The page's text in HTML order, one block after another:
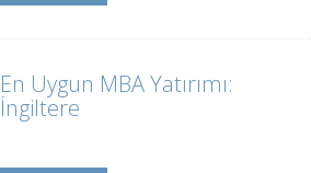
En Uygun MBA Yatırımı:
İngiltere